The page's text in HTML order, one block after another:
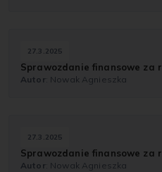
27.3.2025
Sprawozdanie finansowe za
Autor: Nowak Agnieszka
27.3.2025
Sprawozdanie finansowe za
Autor: Nowak Agnieszka